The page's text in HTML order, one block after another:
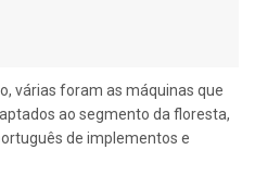
várias foram as máquinas que
ao segmento da floresta,
de implementos e